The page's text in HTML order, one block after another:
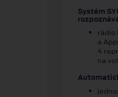
Systém
rádio
a
4
na